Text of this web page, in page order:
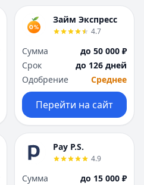
Займ Экспресс
4.7
Сумма
до 50 000 ₽
Срок
до 126 дней
Одобрение
Среднее
Перейти на сайт
Pay P.S.
4.9
Сумма
до 15 000 ₽